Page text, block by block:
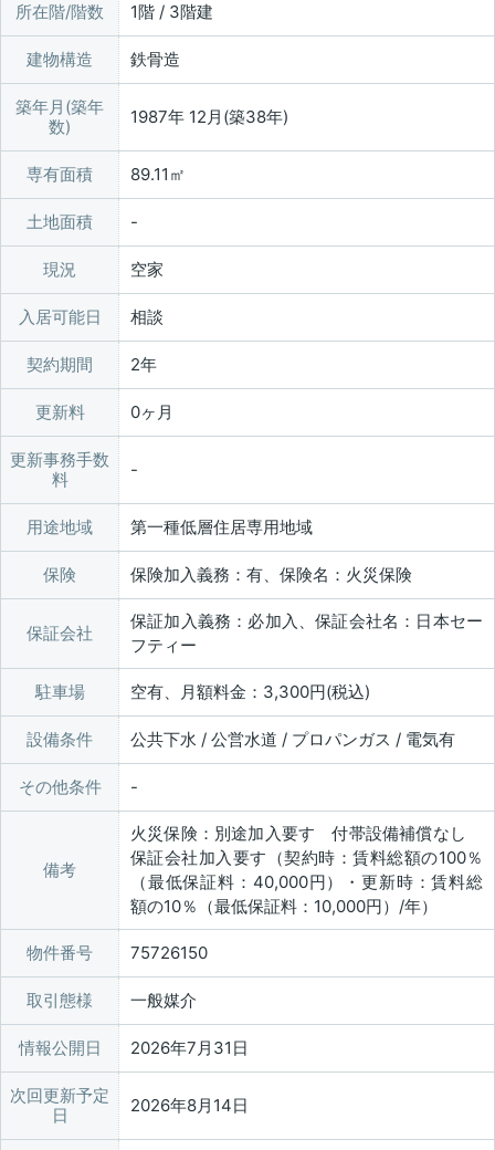
所在階/階数 1階 / 3階建
建物構造 鉄骨造
築年月(築年
数)
1987年 12月(築38年)
専有面積 89.11㎡
土地面積
現況 空家
入居可能日 相談
契約期間 2年
更新料 0ヶ月
更新事務手数
料
用途地域 第一種低層住居専用地域
保険 保険加入義務：有、保険名：火災保険
保証会社
保証加入義務：必加入、保証会社名：日本セー
フティー
駐車場 空有、月額料金：3,300円(税込)
設備条件 公共下水 / 公営水道 / プロパンガス / 電気有
その他条件
備考
火災保険：別途加入要す 付帯設備補償なし
保証会社加入要す（契約時：賃料総額の100％
（最低保証料：40,000円）・更新時：賃料総
額の10％（最低保証料：10,000円）/年）
物件番号 75726150
取引態様 一般媒介
情報公開日 2026年7月31日
次回更新予定
日
2026年8月14日